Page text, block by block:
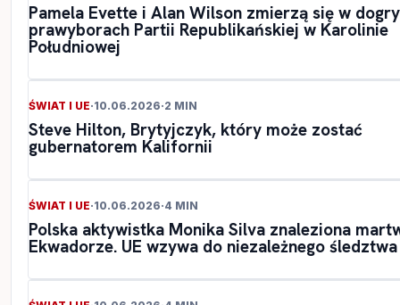
Pamela Evette i Alan Wilson zmierzą się w
prawyborach Partii Republikańskiej w Karolinie
Południowej
ŚWIAT I UE·10.06.2026·2 MIN
Steve Hilton, Brytyjczyk, który może zostać
gubernatorem Kalifornii
ŚWIAT I UE·10.06.2026·4 MIN
Polska aktywistka Monika Silva znaleziona
Ekwadorze. UE wzywa do niezależnego śledztwa